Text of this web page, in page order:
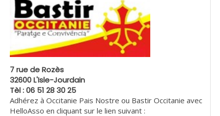
7 rue de Rozès
32600 L'Isle-Jourdain
Tèl : 06 51 28 30 25
Adhérez à Occitanie Pais Nostre ou Bastir Occitanie avec
HelloAsso en cliquant sur le lien suivant :